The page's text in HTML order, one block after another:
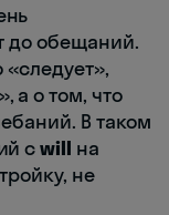
до обещаний.
«следует»,
а о том, что
В таком
cwill на
не